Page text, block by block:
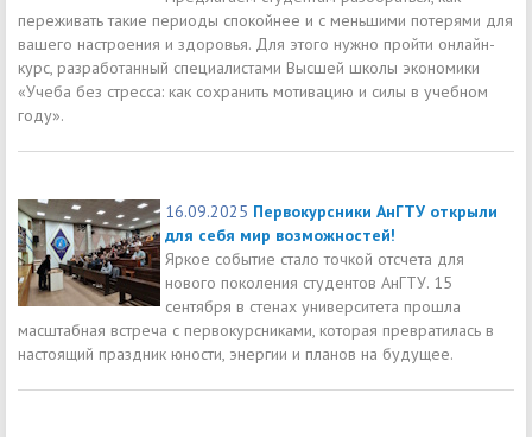
переживать такие периоды спокойнее и с меньшими потерями для
вашего настроения и здоровья. Для этого нужно пройти онлайн-
курс, разработанный специалистами Высшей школы экономики
«Учеба без стресса: как сохранить мотивацию и силы в учебном
году».
16.09.2025 Первокурсники АнГТУ открыли
для себя мир возможностей!
Яркое событие стало точкой отсчета для
нового поколения студентов АнГТУ. 15
сентября в стенах университета прошла
масштабная встреча с первокурсниками, которая превратилась в
настоящий праздник юности, энергии и планов на будущее.